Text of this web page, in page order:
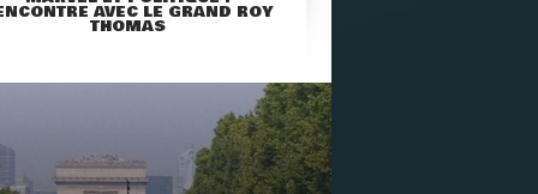
AVEC LE GRAND ROY
THOMAS